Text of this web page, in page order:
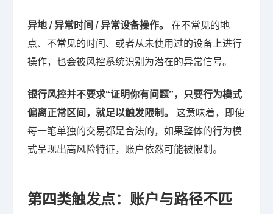
异地 / 异常时间 / 异常设备操作。 在不常见的地
点、不常见的时间、或者从未使用过的设备上进行
操作，也会被风控系统识别为潜在的异常信号。
银行风控并不要求“证明你有问题”，只要行为模式
偏离正常区间，就足以触发限制。 这意味着，即使
每一笔单独的交易都是合法的，如果整体的行为模
式呈现出高风险特征，账户依然可能被限制。
第四类触发点：账户与路径不匹